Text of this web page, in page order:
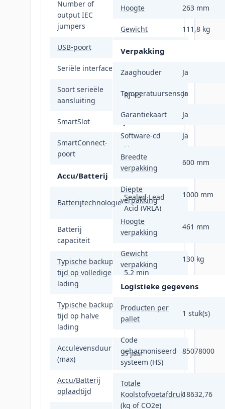
Number of
output IEC
jumpers
3
USB-poort Ja
Seriële interface Ja
Soort serieële
aansluiting
RJ-45
SmartSlot
SmartConnect-
poort
Nee
Accu/Batterij
Batterijtechnologie
Sealed Lead
Acid (VRLA)
Batterij
capaciteit
1728 VAh
Typische backup
tijd op volledige
lading
5,2 min
Typische backup
tijd op halve
lading
14,5 min
Acculevensduur
(max)
5 jaar
Accu/Batterij
oplaadtijd
1,5 uur
Hoogte 263 mm
Gewicht 111,8 kg
Verpakking
Zaaghouder Ja
Temperatuursensor
Ja
Garantiekaart Ja
Software-cd Ja
Breedte
verpakking
600 mm
Diepte
verpakking
1000 mm
Hoogte
verpakking
461 mm
Gewicht
verpakking
130 kg
Logistieke gegevens
Producten per
pallet
1 stuk(s)
Code
geharmoniseerd
systeem (HS)
85078000
Totale
Koolstofvoetafdruk
(kg of CO2e)
18632,76